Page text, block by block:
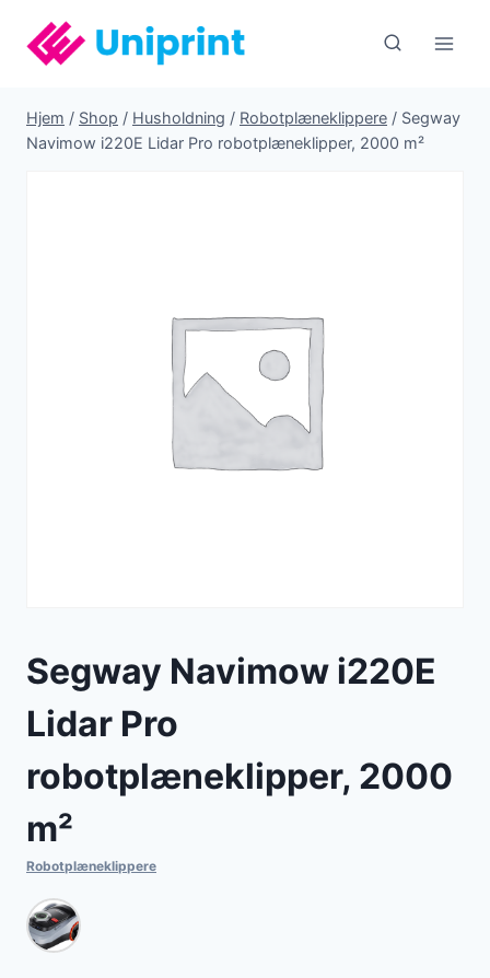
indhold
Hjem / Shop / Husholdning / Robotplæneklippere / Segway
Navimow i220E Lidar Pro robotplæneklipper, 2000 m²
Segway Navimow i220E
Lidar Pro
robotplæneklipper, 2000
m²
Robotplæneklippere